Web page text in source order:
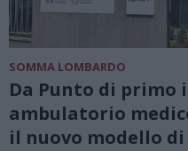
SOMMA LOMBARDO
Da Punto di primo
ambulatorio
il nuovo modello